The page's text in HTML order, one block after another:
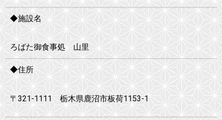
◆施設名
ろばた御食事処 山里
◆住所
〒321-1111 栃木県鹿沼市板荷1153-1